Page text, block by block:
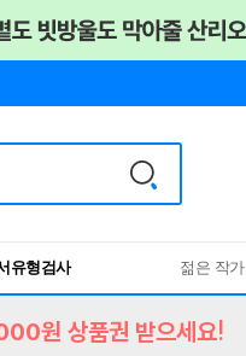
유형검사
Lab
젊은 작가
원 상품권 받으세요!